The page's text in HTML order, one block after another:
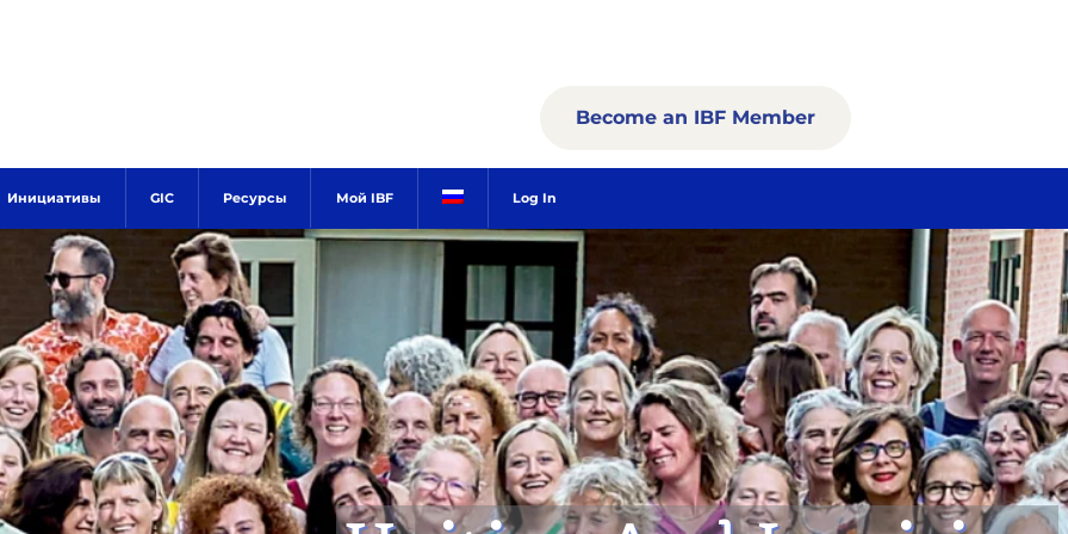
Инициативы GIC Ресурсы Мой IBF Log In
Become an IBF Member